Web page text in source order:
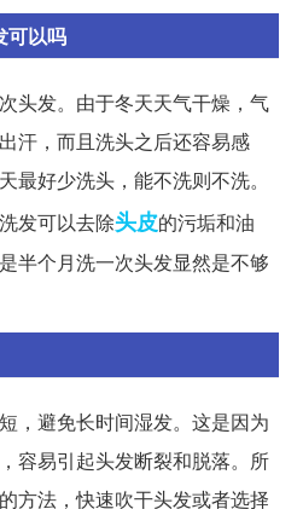
可以吗
头发。由于冬天天气干燥，气
汗，而且洗头之后还容易感
最好少洗头，能不洗则不洗。
发可以去除头皮的污垢和油
半个月洗一次头发显然是不够
，避免长时间湿发。这是因为
容易引起头发断裂和脱落。所
方法，快速吹干头发或者选择